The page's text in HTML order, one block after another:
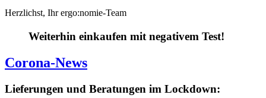
Herzlichst, Ihr ergo:nomie-Team
Weiterhin einkaufen mit negativem Test!
Corona-News
Lieferungen und Beratungen im Lockdown: